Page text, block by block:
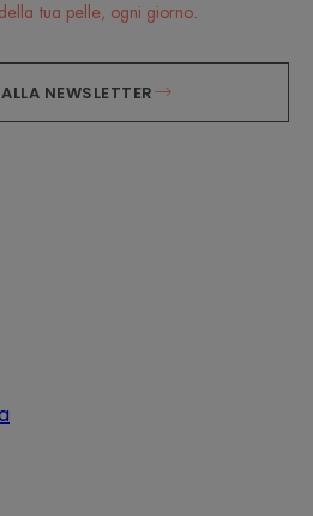
tua pelle, ogni giorno.
NEWSLETTER